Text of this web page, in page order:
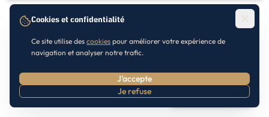
Prendre RDV
Cookies et confidentialité
Ce site utilise des cookies pour améliorer votre expérience de
navigation et analyser notre trafic.
J'accepte
Je refuse